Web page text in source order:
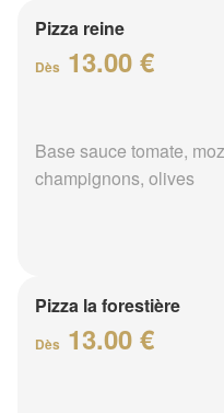
Pizza reine
Dès 13.00 €
Base sauce tomate,
champignons, olives
Pizza la forestière
Dès 13.00 €